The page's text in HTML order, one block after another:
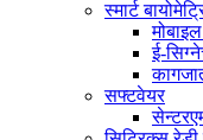
स्मार्ट
ई-
सफ्टवेयर